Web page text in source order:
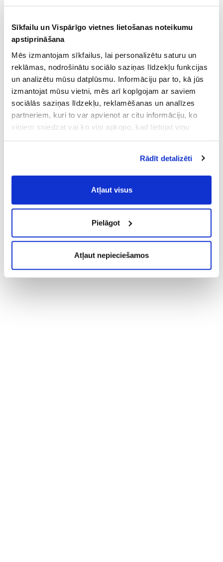
Sīkfailu un Vispārīgo vietnes lietošanas noteikumu
apstiprināšana
Mēs izmantojam sīkfailus, lai personalizētu saturu un
reklāmas, nodrošinātu sociālo saziņas līdzekļu funkcijas
un analizētu mūsu datplūsmu. Informāciju par to, kā jūs
izmantojat mūsu vietni, mēs arī kopīgojam ar saviem
sociālās saziņas līdzekļu, reklamēšanas un analīzes
partneriem, kuri to var apvienot ar citu informāciju, ko
viņiem sniedzat vai ko viņi apkopo, kad lietojat viņu
Vispārīgiem vietnes lietošanas
noteikumiem(saīsināti - VVLN).
Rādīt detalizēti
Atļaut visus
Pielāgot
Atļaut nepieciešamos